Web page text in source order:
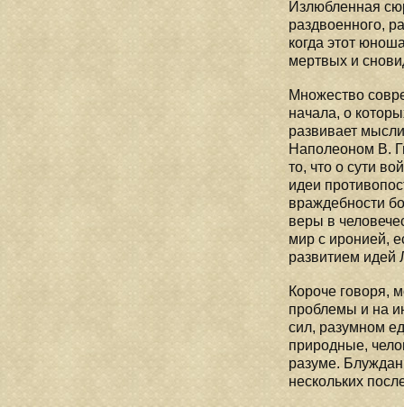
Излюбленная
раздвоенного,
когда этот
мертвых и
Множество
начала, о
развивает
Наполеоном В.
то, что о сути
идеи
враждебности
веры в
мир с иронией,
развитием идей
Короче говоря,
проблемы и на
сил, разумном
природные,
разуме.
нескольких